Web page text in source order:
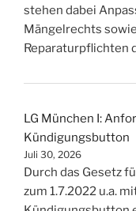
stehen dabei
Mängelrechts
Reparaturpflichten
LG München I:
Kündigungsbutton
Juli 30, 2026
Durch das Gesetz
zum 1.7.2022 u.a.